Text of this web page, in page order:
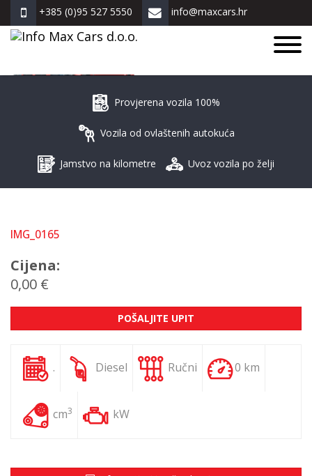
+385 (0)95 527 5550 info@maxcars.hr
Provjerena vozila 100%
Vozila od ovlaštenih autokuća
Jamstvo na kilometre Uvoz vozila po želji
IMG_0165
Cijena:
0,00 €
POŠALJITE UPIT
. Diesel Ručni 0 km
cm3 kW